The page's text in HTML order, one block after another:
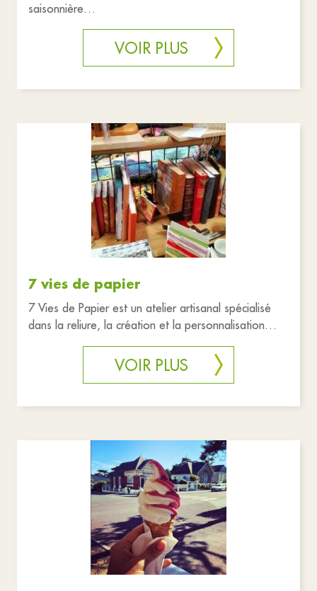
saisonnière
https://www.delamarcheimmobilier.com/ Facebook
VOIR PLUS
7 vies de papier
7 Vies de Papier est un atelier artisanal spécialisé
dans la reliure, la création et la personnalisation
VOIR PLUS